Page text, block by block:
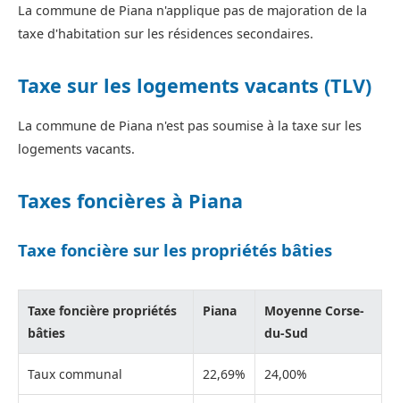
La commune de Piana n'applique pas de majoration de la
taxe d'habitation sur les résidences secondaires.
Taxe sur les logements vacants (TLV)
La commune de Piana n'est pas soumise à la taxe sur les
logements vacants.
Taxes foncières à Piana
Taxe foncière sur les propriétés bâties
Taxe foncière propriétés
bâties
Piana
Moyenne Corse-
du-Sud
Taux communal 22,69% 24,00%